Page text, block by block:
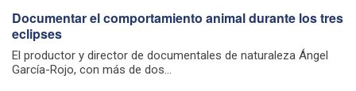
Documentar el comportamiento animal durante los tres
eclipses
El productor y director de documentales de naturaleza Ángel
García-Rojo, con más de dos...